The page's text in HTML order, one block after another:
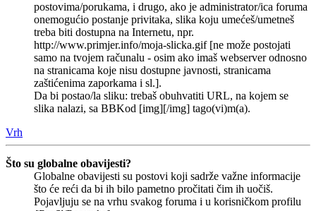
postovima/porukama, i drugo, ako je administrator/ica foruma
onemogućio postanje privitaka, slika koju umećeš/umetneš
treba biti dostupna na Internetu, npr.
http://www.primjer.info/moja-slicka.gif [ne može postojati
samo na tvojem računalu - osim ako imaš webserver odnosno
na stranicama koje nisu dostupne javnosti, stranicama
zaštićenima zaporkama i sl.].
Da bi postao/la sliku: trebaš obuhvatiti URL, na kojem se
slika nalazi, sa BBKod [img][/img] tago(vi)m(a).
Vrh
Što su globalne obavijesti?
Globalne obavijesti su postovi koji sadrže važne informacije
što će reći da bi ih bilo pametno pročitati čim ih uočiš.
Pojavljuju se na vrhu svakog foruma i u korisničkom profilu